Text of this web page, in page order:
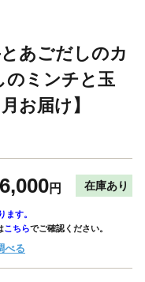
あごだしのカ
のミンチと玉
お届け】
円 在庫あり
ます。
こちらでご確認ください。
べる